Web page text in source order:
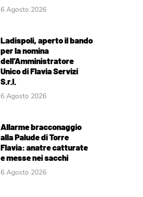
6 Agosto 2026
Ladispoli, aperto il bando
per la nomina
dell’Amministratore
Unico di Flavia Servizi
S.r.l.
6 Agosto 2026
Allarme bracconaggio
alla Palude di Torre
Flavia: anatre catturate
e messe nei sacchi
6 Agosto 2026